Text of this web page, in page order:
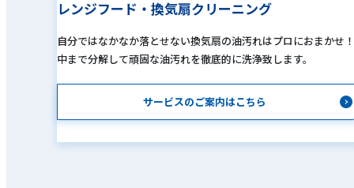
レンジフード・換気扇クリーニング
自分ではなかなか落とせない換気扇の油汚れはプロにおまかせ！
中まで分解して頑固な油汚れを徹底的に洗浄致します。
サービスのご案内はこちら